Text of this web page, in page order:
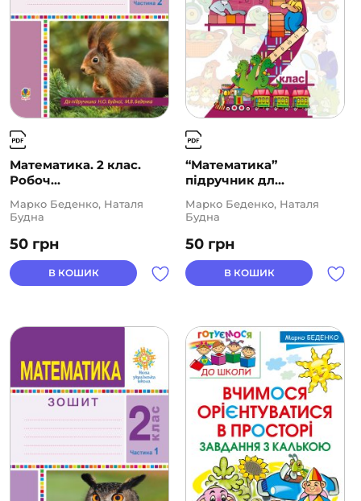
Математика. 2 клас.
Робоч...
50 грн
Марко Беденко, Наталя
Будна
В КОШИК
“Математика”
підручник дл...
50 грн
Марко Беденко, Наталя
Будна
В КОШИК